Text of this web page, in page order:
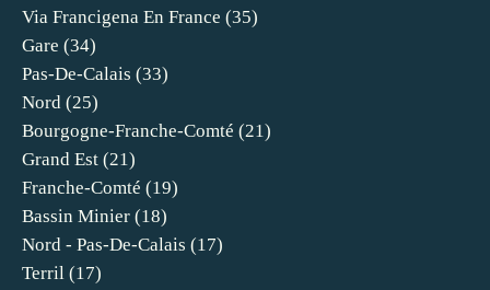
Via Francigena En France (35)
Gare (34)
Pas-De-Calais (33)
Nord (25)
Bourgogne-Franche-Comté (21)
Grand Est (21)
Franche-Comté (19)
Bassin Minier (18)
Nord - Pas-De-Calais (17)
Terril (17)